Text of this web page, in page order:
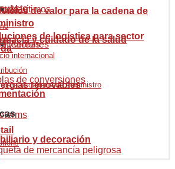
y cuidado de la salud
renovables
de valor para la cadena de
de logística para sector
y decoración
Marítimos
Aéreos
de conversiones
de mercancía peligrosa
internacional
la cadena de suministro